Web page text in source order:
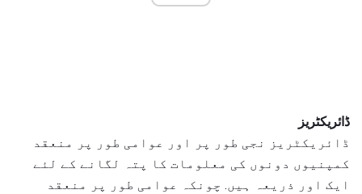
ڈائریکٹریز
ڈائریکٹریز نجی طور پر اور عوامی طور پر منعقد
کمپنیوں دونوں کی معلومات کا پتہ لگانے کے لئے
ایک اور ذریعہ ہیں. چونکہ عوامی طور پر منعقد